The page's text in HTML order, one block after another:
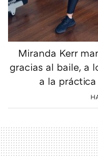
Miranda Kerr
gracias al baile, a
a la